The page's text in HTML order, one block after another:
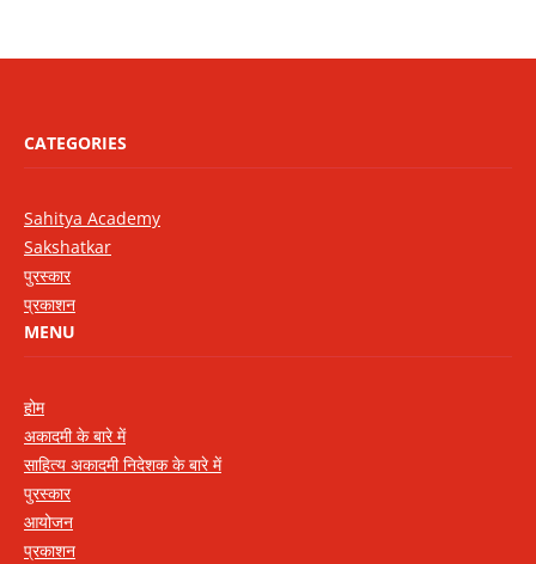
CATEGORIES
Sahitya Academy
Sakshatkar
पुरस्कार
प्रकाशन
MENU
होम
अकादमी के बारे में
साहित्य अकादमी निदेशक के बारे में
पुरस्कार
आयोजन
प्रकाशन